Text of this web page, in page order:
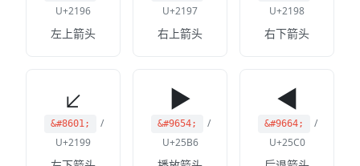
U+2196
左上箭头
U+2197
右上箭头
U+2198
右下箭头
↙
&#8601;
/
U+2199
▶
&#9654;
/
U+25B6
◀
&#9664;
/
U+25C0